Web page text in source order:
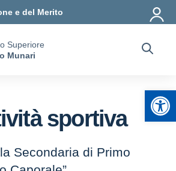
e del Merito
Superiore
Munari
sportiva
Secondaria di Primo